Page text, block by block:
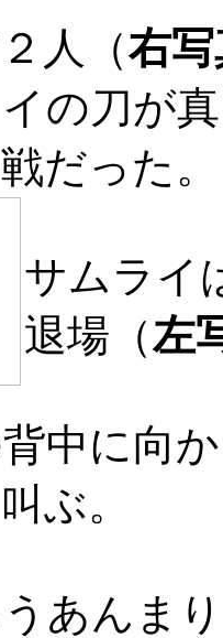
人（右
の刀が
だった。
サムライ
退場（左
中に向
ぶ。
あんま